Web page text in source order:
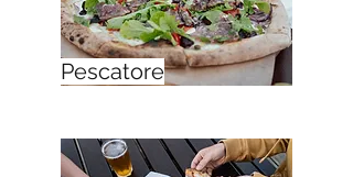
Pescatore